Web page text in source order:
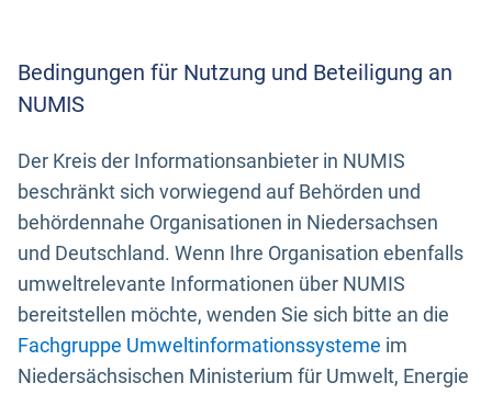
Bedingungen für Nutzung und Beteiligung an
NUMIS
Der Kreis der Informationsanbieter in NUMIS
beschränkt sich vorwiegend auf Behörden und
behördennahe Organisationen in Niedersachsen
und Deutschland. Wenn Ihre Organisation ebenfalls
umweltrelevante Informationen über NUMIS
bereitstellen möchte, wenden Sie sich bitte an die
Fachgruppe Umweltinformationssysteme im
Niedersächsischen Ministerium für Umwelt, Energie